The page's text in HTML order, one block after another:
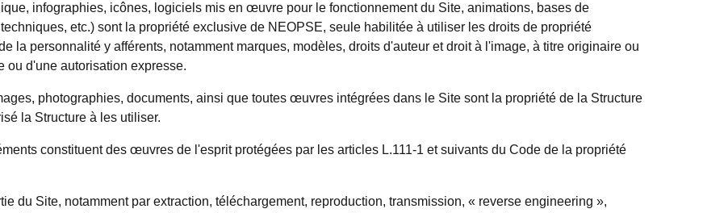
infographies, icônes, logiciels mis en œuvre pour le fonctionnement du Site, animations, bases de
etc.) sont la propriété exclusive de NEOPSE, seule habilitée à utiliser les droits de propriété
la personnalité y afférents, notamment marques, modèles, droits d'auteur et droit à l'image, à titre originaire ou
ou d'une autorisation expresse.
photographies, documents, ainsi que toutes œuvres intégrées dans le Site sont la propriété de la Structure
la Structure à les utiliser.
constituent des œuvres de l'esprit protégées par les articles L.111-1 et suivants du Code de la propriété
du Site, notamment par extraction, téléchargement, reproduction, transmission, « reverse engineering »,